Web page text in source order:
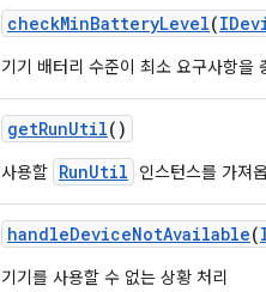
checkMinBatteryLevel(
기기 배터리 수준이 최소 요구사항을
getRunUtil()
사용할 RunUtil 인스턴스를 가져
handleDeviceNotAvailable(
기기를 사용할 수 없는 상황 처리